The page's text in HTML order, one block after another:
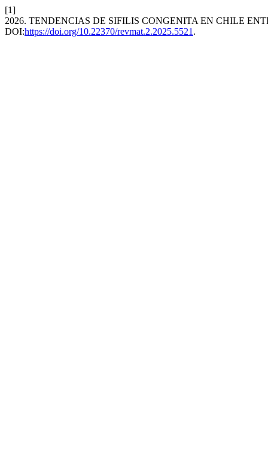
[1]
2026. TENDENCIAS DE SIFILIS CONGENITA EN CHILE
DOI:https://doi.org/10.22370/revmat.2.2025.5521 .